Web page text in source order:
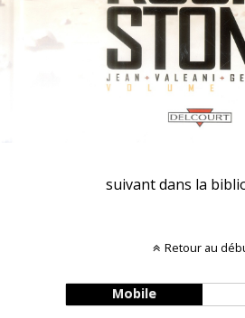
suivant dans la
Retour au
Mobile